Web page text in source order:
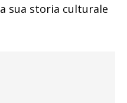
sua storia culturale